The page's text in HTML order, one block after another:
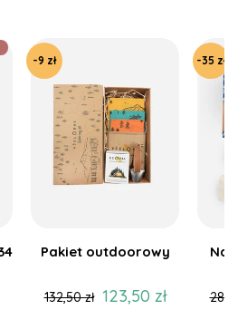
-9 zł
Pakiet outdoorowy
132,50 zł 123,50 zł
-35 zł